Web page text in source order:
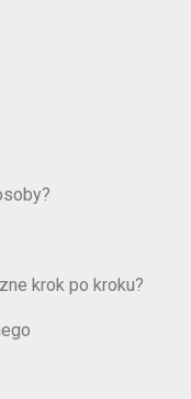
krok po kroku?